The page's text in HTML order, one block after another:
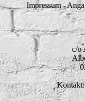
Impressum -
c/o